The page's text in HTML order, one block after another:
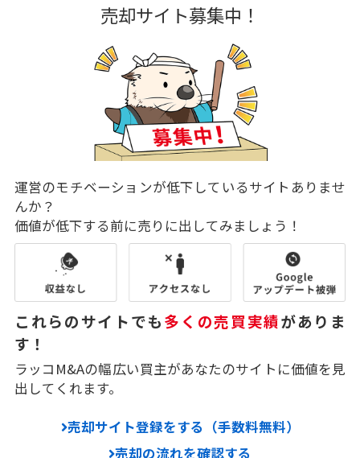
売却サイト募集中！
運営のモチベーションが低下しているサイトありませ
んか？
価値が低下する前に売りに出してみましょう！
これらのサイトでも多くの売買実績がありま
す！
ラッコM&Aの幅広い買主があなたのサイトに価値を見
出してくれます。
売却サイト登録をする（手数料無料）
売却の流れを確認する